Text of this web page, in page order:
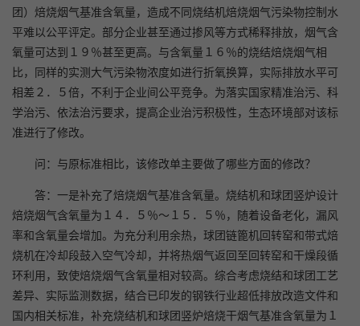
团）焙烧烟气基准含氧量，造成不同烧结机焙烧烟气污染物控制水
平难以公平评定。部分企业甚至通过掺风等方式稀释排放，烟气含
氧量可达到１９％甚至更高。与含氧量１６％的烧结焙烧烟气相
比，同样的实测大气污染物浓度如进行折氧换算，实际排放水平可
相差２．５倍，不利于企业间公平竞争。为落实国家精准治污、科
学治污、依法治污要求，提高企业治污积极性，生态环境部对该标
准进行了修改。
问：与原标准相比，该修改单主要做了哪些方面的修改？
答：一是补充了焙烧烟气基准含氧量。烧结机和球团竖炉设计
焙烧烟气含氧量为１４．５％～１５．５％，随着设备老化，漏风
率和含氧量会增加。为充分利用余热，球团链篦机回转窑和带式焙
烧机在冷却段鼓入空气冷却，并将热烟气返回至回转窑和干燥段循
环利用，致使焙烧烟气含氧量相对较高。综合考虑烧结和球团工艺
差异、实际监测数据，结合已印发的钢铁行业超低排放改造文件和
国内相关标准，补充烧结机和球团竖炉焙烧干烟气基准含氧量为１